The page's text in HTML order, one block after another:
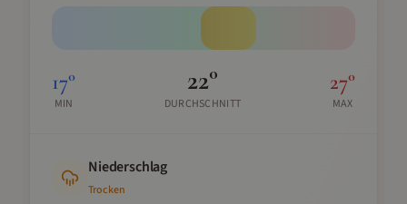
17°
MIN
22°
DURCHSCHNITT
27°
MAX
Niederschlag
Trocken